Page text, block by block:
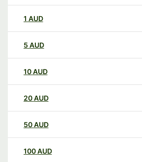
1 AUD
5 AUD
10AUD
20AUD
50AUD
100AUD